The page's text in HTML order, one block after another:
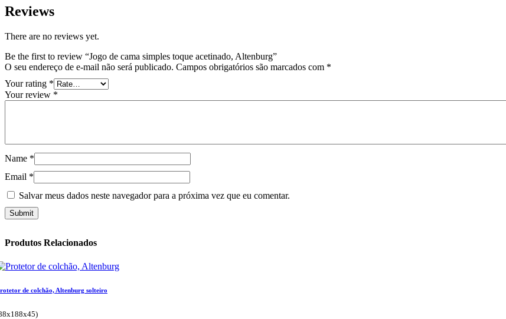
Reviews
There are no reviews yet.
Be the first to review “Jogo de cama simples toque acetinado, Altenburg”
O seu endereço de e-mail não será publicado. Campos obrigatórios são marcados com *
Your rating *
Your review *
Name *
Email *
Salvar meus dados neste navegador para a próxima vez que eu comentar.
Produtos Relacionados
de colchão, Altenburg solteiro